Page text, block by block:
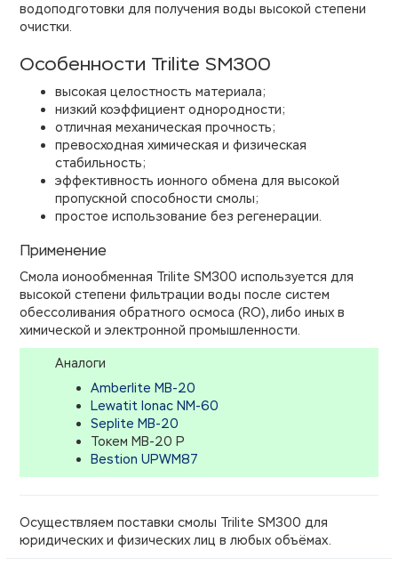
водоподготовки для получения воды высокой степени
очистки.
Особенности Trilite SM300
высокая целостность материала;
низкий коэффициент однородности;
отличная механическая прочность;
превосходная химическая и физическая
стабильность;
эффективность ионного обмена для высокой
пропускной способности смолы;
простое использование без регенерации.
Применение
Смола ионообменная Trilite SM300 используется для
высокой степени фильтрации воды после систем
обессоливания обратного осмоса (RO), либо иных в
химической и электронной промышленности.
Аналоги
Amberlite MB-20
Lewatit Ionac NM-60
Seplite MB-20
Токем MB-20 P
Bestion UPWM87
Осуществляем поставки смолы Trilite SM300 для
юридических и физических лиц в любых объёмах.